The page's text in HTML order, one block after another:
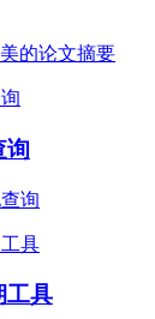
的论文摘要
询
询
工具